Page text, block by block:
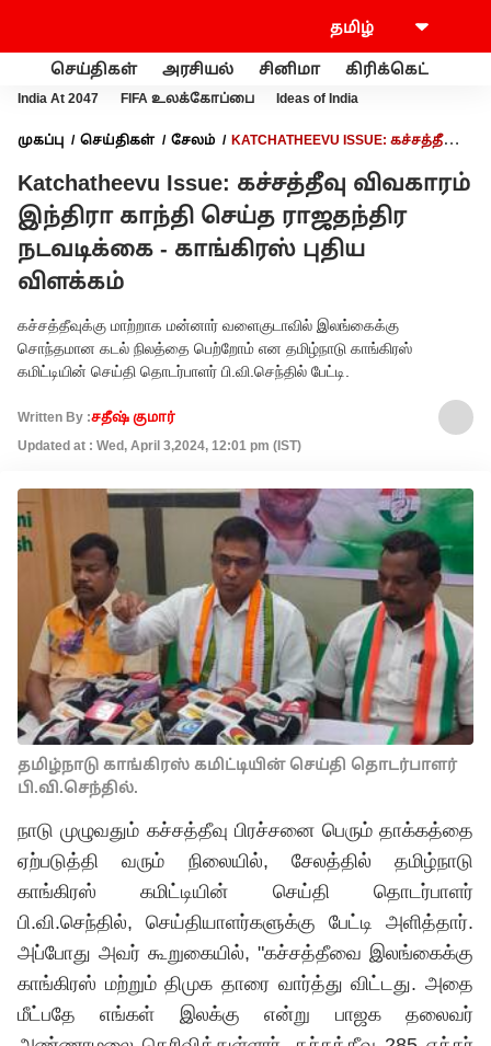
செய்திகள் அரசியல் சினிமா கிரிக்கெட்
India At 2047 FIFA உலக்கோப்பை Ideas of India
முகப்பு செய்திகள் சேலம்
KATCHATHEEVU ISSUE: கச்சத்தீவு
காங்கிரஸ் புதிய விளக்கம்
Katchatheevu Issue: கச்சத்தீவு விவகாரம்
இந்திரா காந்தி செய்த ராஜதந்திர
நடவடிக்கை - காங்கிரஸ் புதிய
விளக்கம்
கச்சத்தீவுக்கு மாற்றாக மன்னார் வளைகுடாவில் இலங்கைக்கு
சொந்தமான கடல் நிலத்தை பெற்றோம் என தமிழ்நாடு காங்கிரஸ்
கமிட்டியின் செய்தி தொடர்பாளர் பி.வி.செந்தில் பேட்டி.
Written By :சதீஷ் குமார்
Updated at : Wed, April 3,2024, 12:01 pm (IST)
தமிழ்நாடு காங்கிரஸ் கமிட்டியின் செய்தி தொடர்பாளர்
பி.வி.செந்தில்.
நாடு முழுவதும் கச்சத்தீவு பிரச்சனை பெரும் தாக்கத்தை
ஏற்படுத்தி வரும் நிலையில், சேலத்தில் தமிழ்நாடு
காங்கிரஸ் கமிட்டியின் செய்தி தொடர்பாளர்
பி.வி.செந்தில், செய்தியாளர்களுக்கு பேட்டி அளித்தார்.
அப்போது அவர் கூறுகையில், "கச்சத்தீவை இலங்கைக்கு
காங்கிரஸ் மற்றும் திமுக தாரை வார்த்து விட்டது. அதை
மீட்பதே எங்கள் இலக்கு என்று பாஜக தலைவர்